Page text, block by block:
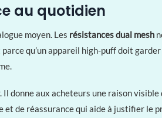
au quotidien
moyen. Les résistances dual mesh
qu’un appareil high-puff doit
donne aux acheteurs une raison
de réassurance qui aide à justifier le